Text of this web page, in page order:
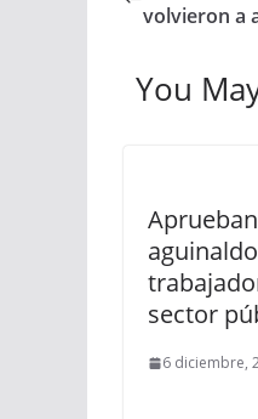
volvieron a
You
sector
6 diciembre,